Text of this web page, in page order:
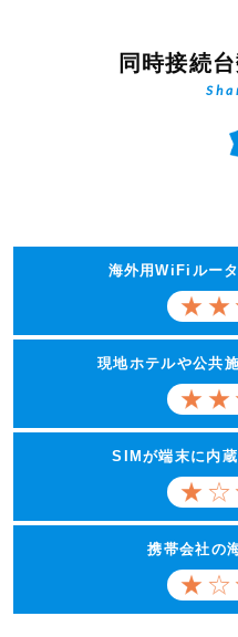
同時接続
海外用WiFiルー
現地ホテルや公共
SIMが端末に内
携帯会社の